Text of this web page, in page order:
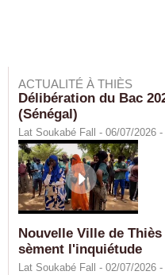
ACTUALITÉ À THIÈS
Délibération du Bac
(Sénégal)
Lat Soukabé Fall - 06/07/2026 -
Nouvelle Ville de
sèment l'inquiétude
Lat Soukabé Fall - 02/07/2026 -